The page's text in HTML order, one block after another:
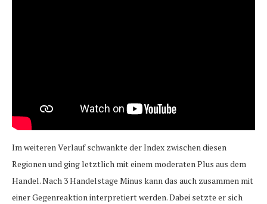
Im weiteren Verlauf schwankte der Index zwischen diesen
Regionen und ging letztlich mit einem moderaten Plus aus dem
Handel. Nach 3 Handelstage Minus kann das auch zusammen mit
einer Gegenreaktion interpretiert werden. Dabei setzte er sich